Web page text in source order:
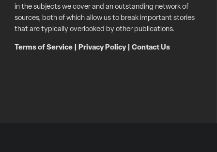
in the subjects we cover and an outstanding network of
sources, both of which allow us to break important stories
that are typically overlooked by other publications.
Terms of Service Privacy Policy| Contact Us